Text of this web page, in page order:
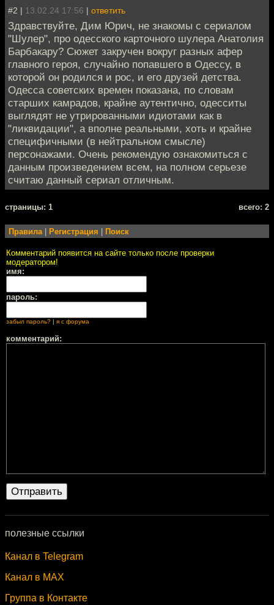
#2 | 13.02.24 17:56 | ответить
Здравствуйте, Дим Юрич, не знакомы с сериалом
"Шулер", про одесского карточного шулера Анатолия
Барбакару? Сюжет закручен вокруг разных афер
главного героя, случайно попавшего в Одессу, в
которой он родился и рос, и его друзей детства.
Одесса советских времен показана, по словам
старших камрадов, крайне аутентично, одесситы
выглядят не утрированными идиотами как в
"ликвидации", а вполне реальными, хоть и крайне
специфичными (в нейтральном смысле)
персонажами. Очень рекомендую ознакомиться с
данным произведением всем, на полном серьезе
считаю данный сериал отличным.
cтраницы: 1 всего: 2
Правила | Регистрация | Поиск
Комментарий появится на сайте только после проверки
модератором!
имя:
пароль:
забыл пароль? | я с форума
комментарий:
полезные ссылки
Канал в Telegram
Канал в MAX
Группа в Контакте